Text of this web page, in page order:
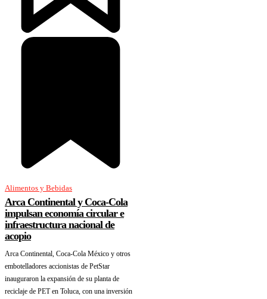
Alimentos y Bebidas
Arca Continental y Coca-Cola
impulsan economía circular e
infraestructura nacional de
acopio
Arca Continental, Coca-Cola México y otros
embotelladores accionistas de PetStar
inauguraron la expansión de su planta de
reciclaje de PET en Toluca, con una inversión